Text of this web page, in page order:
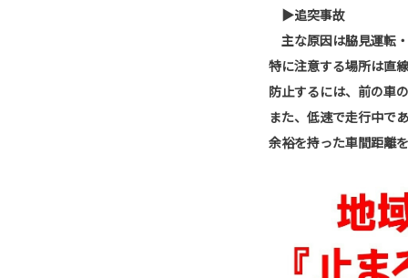
▶追突事故
主な原因は脇見運転
特に注意する場所は直
防止するには、前の車
また、低速で走行中で
余裕を持った車間距離